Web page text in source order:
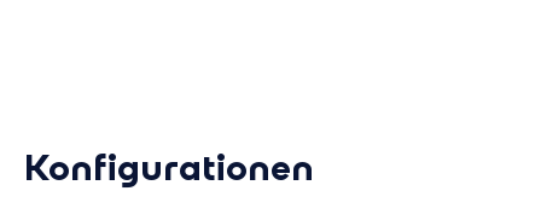
Konfigurationen